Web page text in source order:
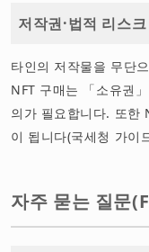
저작권·법적 리스크
타인의 저작물을 무단
NFT 구매는 「소유권
의가 필요합니다. 또한
이 됩니다(국세청 가이
자주 묻는 질문